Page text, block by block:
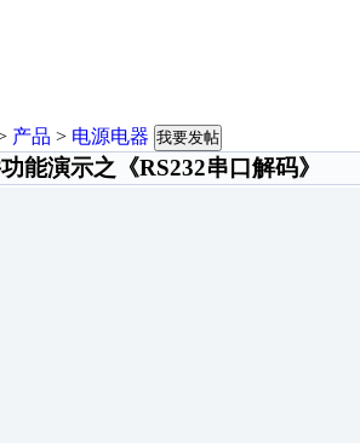
产品 > 电源电器 我要发帖
能演示之《RS232串口解码》